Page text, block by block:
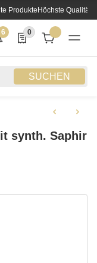
ProdukteHöchste Qualität
SUCHEN
6 Notifizierungen
0
0 Produkte in der
synth. Saphir